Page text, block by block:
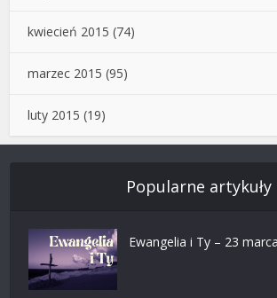
kwiecień 2015 (74)
marzec 2015 (95)
luty 2015 (19)
Popularne artykuły
Ewangelia i Ty – 23 marca